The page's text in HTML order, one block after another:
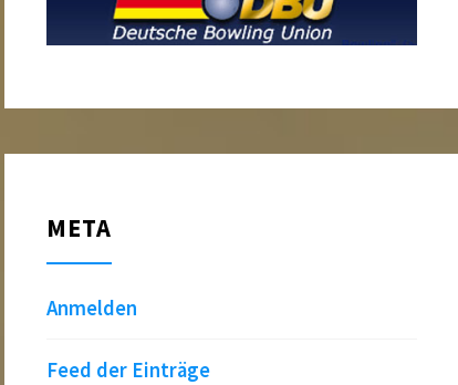
META
Anmelden
Feed der Einträge